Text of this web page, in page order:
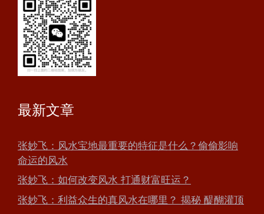
最新文章
张妙飞：风水宝地最重要的特征是什么？偷偷影响
命运的风水
张妙飞：如何改变风水 打通财富旺运？
张妙飞：利益众生的真风水在哪里？ 揭秘 醍醐灌顶